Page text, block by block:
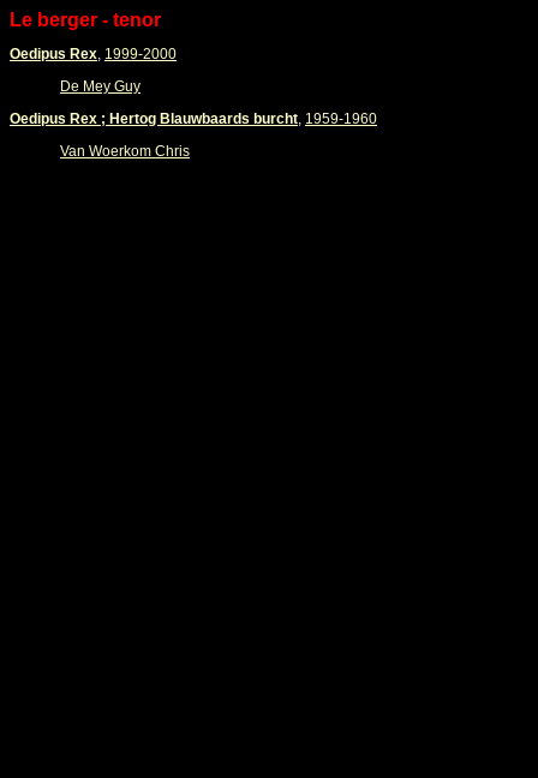
Le berger - tenor
Oedipus Rex, 1999-2000
De Mey Guy
Oedipus Rex ; Hertog Blauwbaards burcht, 1959-1960
Van Woerkom Chris